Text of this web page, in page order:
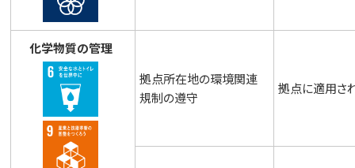
化学物質の管理
拠点所在地の環境関連
規制の遵守
拠点に適用さ